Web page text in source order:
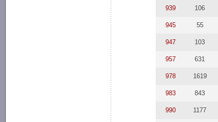
939 106
945 55
947 103
957 631
978 1619
983 843
990 1177